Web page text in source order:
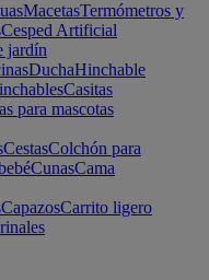
MacetasTermómetros y
Cesped Artificial
jardín
DuchaHinchable
Casitas
para mascotas
CestasColchón para
CunasCama
CapazosCarrito ligero